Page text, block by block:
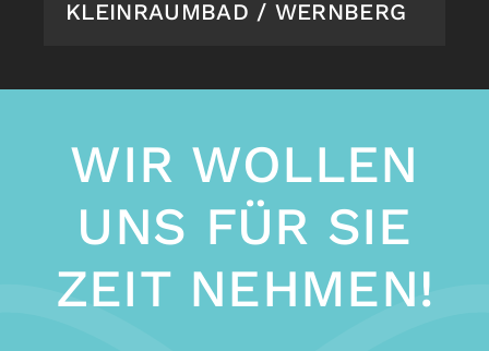
KLEINRAUMBAD / WERNBERG
WIR WOLLEN
UNS FÜR SIE
ZEIT NEHMEN!